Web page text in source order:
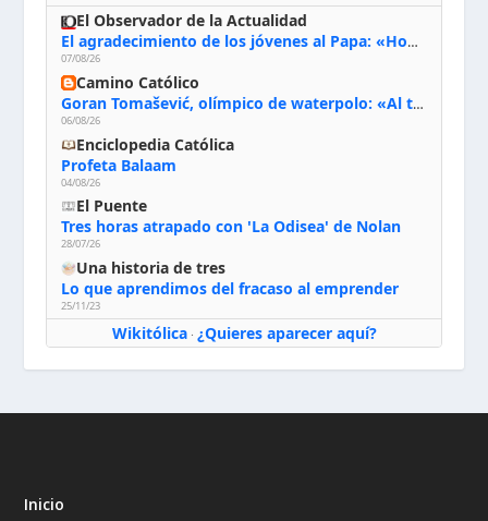
El Observador de la Actualidad
El agradecimiento de los jóvenes al Papa: «Hoy nos sentimos Iglesia»
07/08/26
Camino Católico
Goran Tomašević, olímpico de waterpolo: «Al terminar el Camino de Santiago entregué mi vida a Cristo; hablé con Dios y le dije: ‘Estoy listo; estoy a tu servicio. Puedo llevar lo que sea necesario para ti’»
06/08/26
Enciclopedia Católica
Profeta Balaam
04/08/26
El Puente
Tres horas atrapado con 'La Odisea' de Nolan
28/07/26
Una historia de tres
Lo que aprendimos del fracaso al emprender
25/11/23
Wikitólica· ¿Quieres aparecer aquí?
Inicio